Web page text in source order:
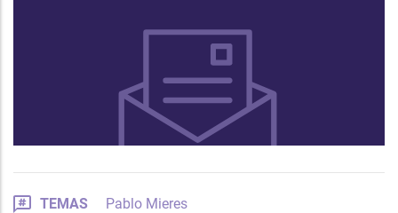
TEMAS
Pablo Mieres